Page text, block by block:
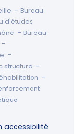
- Bureau
d'études
- Bureau
-
-
structure -
-
accessibilité